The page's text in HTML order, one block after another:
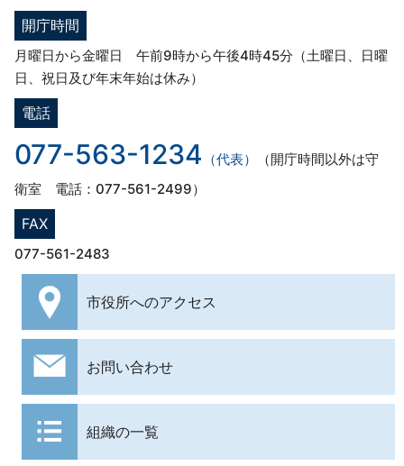
開庁時間
月曜日から金曜日 午前9時から午後4時45分（土曜日、日曜
日、祝日及び年末年始は休み）
電話
077-563-1234 （代表）
（開庁時間以外は守
衛室 電話：077-561-2499）
FAX
077-561-2483
市役所へのアクセス
お問い合わせ
組織の一覧